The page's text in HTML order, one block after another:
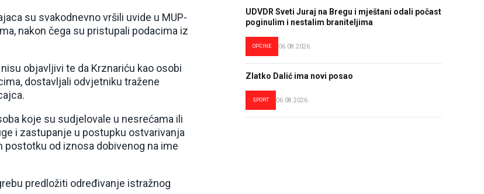
su svakodnevno vršili uvide u MUP-
nakon čega su pristupali podacima iz
objavljivi te da Krznariću kao osobi
dostavljali odvjetniku tražene
koje su sudjelovale u nesrećama ili
i zastupanje u postupku ostvarivanja
postotku od iznosa dobivenog na ime
predložiti određivanje istražnog
UDVDR Sveti Juraj na Bregu i mještani odali počast
poginulim i nestalim braniteljima
OPĆINE 06.08.2026.
Zlatko Dalić ima novi posao
SPORT 06.08.2026.